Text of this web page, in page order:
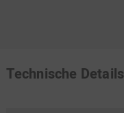
Technische Details